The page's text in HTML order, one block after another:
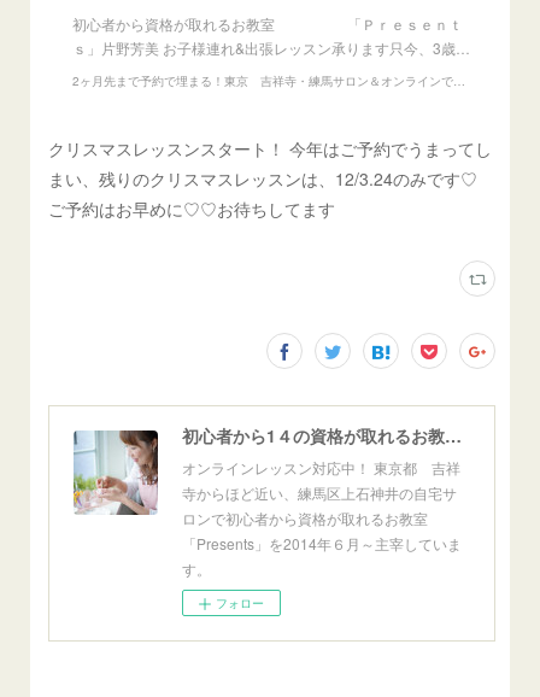
初心者から資格が取れるお教室 「Ｐｒｅｓｅｎｔ
ｓ」片野芳美 お子様連れ&出張レッスン承ります只今、3歳…
2ヶ月先まで予約で埋まる！東京 吉祥寺・練馬サロン＆オンラインで13の資格が取れるお教室『Presents』
クリスマスレッスンスタート！ 今年はご予約でうまってし
まい、残りのクリスマスレッスンは、12/3.24のみです♡
ご予約はお早めに♡♡お待ちしてます
初心者から1４の資格が取れるお教室「Presents」東京自宅サロン＆オンライン
オンラインレッスン対応中！ 東京都 吉祥
寺からほど近い、練馬区上石神井の自宅サ
ロンで初心者から資格が取れるお教室
「Presents」を2014年６月～主宰していま
す。
フォロー